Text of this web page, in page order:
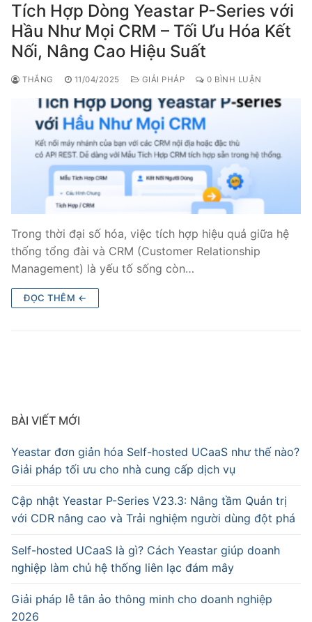
Tích Hợp Dòng Yeastar P-Series với
Hầu Như Mọi CRM – Tối Ưu Hóa Kết
Nối, Nâng Cao Hiệu Suất
THẮNG 11/04/2025 GIẢI PHÁP 0 BÌNH LUẬN
Trong thời đại số hóa, việc tích hợp hiệu quả giữa hệ
thống tổng đài và CRM (Customer Relationship
Management) là yếu tố sống còn…
ĐỌC THÊM ←
BÀI VIẾT MỚI
Yeastar đơn giản hóa Self-hosted UCaaS như thế nào?
Giải pháp tối ưu cho nhà cung cấp dịch vụ
Cập nhật Yeastar P-Series V23.3: Nâng tầm Quản trị
với CDR nâng cao và Trải nghiệm người dùng đột phá
Self-hosted UCaaS là gì? Cách Yeastar giúp doanh
nghiệp làm chủ hệ thống liên lạc đám mây
Giải pháp lễ tân ảo thông minh cho doanh nghiệp
2026